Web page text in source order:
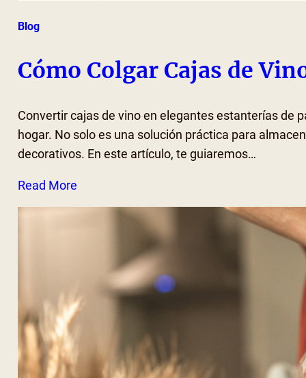
Blog
Cómo Colgar Cajas de
Convertir cajas de vino en elegantes estanterías de
hogar. No solo es una solución práctica para
decorativos. En este artículo, te guiaremos…
Read More